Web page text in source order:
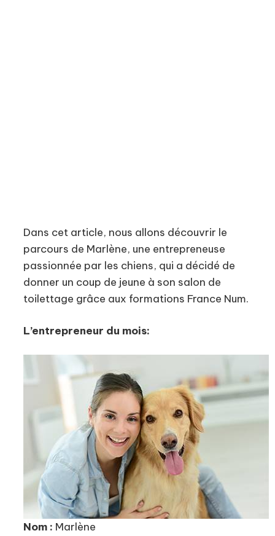
Dans cet article, nous allons découvrir le
parcours de Marlène, une entrepreneuse
passionnée par les chiens, qui a décidé de
donner un coup de jeune à son salon de
toilettage grâce aux formations France Num.
L’entrepreneur du mois:
Nom : Marlène